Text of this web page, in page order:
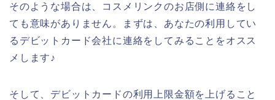
そのような場合は、コスメリンクのお店側に連絡をし
ても意味がありません。まずは、あなたの利用してい
るデビットカード会社に連絡をしてみることをオスス
メします♪
そして、デビットカードの利用上限金額を上げること